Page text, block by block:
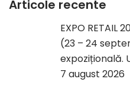
Articole recente
EXPO RETAIL
(23 – 24
expozițională.
7 august 2026